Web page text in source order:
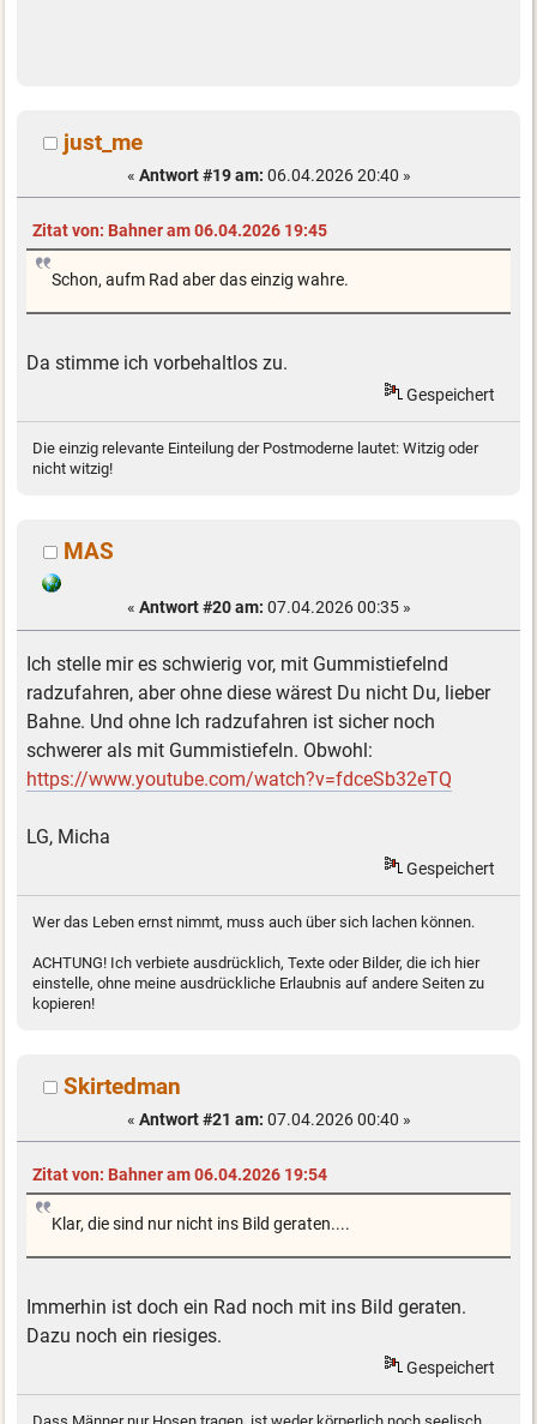
just_me
« Antwort #19 am: 06.04.2026 20:40 »
Zitat von: Bahner am 06.04.2026 19:45
Schon, aufm Rad aber das einzig wahre.
Da stimme ich vorbehaltlos zu.
Gespeichert
Die einzig relevante Einteilung der Postmoderne lautet: Witzig oder
nicht witzig!
MAS
« Antwort #20 am: 07.04.2026 00:35 »
Ich stelle mir es schwierig vor, mit Gummistiefelnd
radzufahren, aber ohne diese wärest Du nicht Du, lieber
Bahne. Und ohne Ich radzufahren ist sicher noch
schwerer als mit Gummistiefeln. Obwohl:
https://www.youtube.com/watch?v=fdceSb32eTQ
LG, Micha
Gespeichert
Wer das Leben ernst nimmt, muss auch über sich lachen können.
ACHTUNG! Ich verbiete ausdrücklich, Texte oder Bilder, die ich hier
einstelle, ohne meine ausdrückliche Erlaubnis auf andere Seiten zu
kopieren!
Skirtedman
« Antwort #21 am: 07.04.2026 00:40 »
Zitat von: Bahner am 06.04.2026 19:54
Klar, die sind nur nicht ins Bild geraten....
Immerhin ist doch ein Rad noch mit ins Bild geraten.
Dazu noch ein riesiges.
Gespeichert